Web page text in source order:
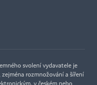
svolení vydavatele je
rozmnožování a šíření